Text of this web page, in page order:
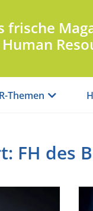
frische
Themen
FH des